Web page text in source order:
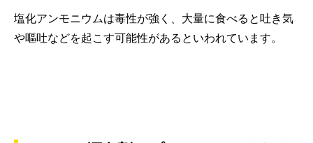
塩化アンモニウムは毒性が強く、大量に食べると吐き気
や嘔吐などを起こす可能性があるといわれています。